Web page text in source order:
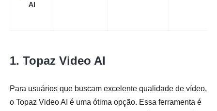
AI
1. Topaz Video AI
Para usuários que buscam excelente qualidade de vídeo,
o Topaz Video AI é uma ótima opção. Essa ferramenta é